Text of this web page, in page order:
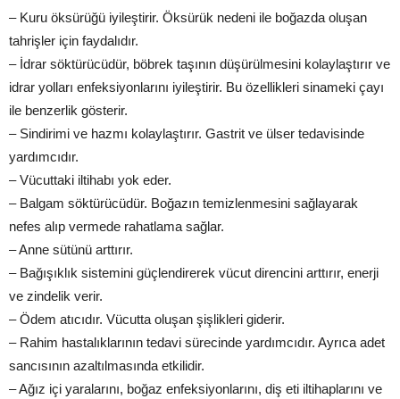
– Kuru öksürüğü iyileştirir. Öksürük nedeni ile boğazda oluşan
tahrişler için faydalıdır.
– İdrar söktürücüdür, böbrek taşının düşürülmesini kolaylaştırır ve
idrar yolları enfeksiyonlarını iyileştirir. Bu özellikleri sinameki çayı
ile benzerlik gösterir.
– Sindirimi ve hazmı kolaylaştırır. Gastrit ve ülser tedavisinde
yardımcıdır.
– Vücuttaki iltihabı yok eder.
– Balgam söktürücüdür. Boğazın temizlenmesini sağlayarak
nefes alıp vermede rahatlama sağlar.
– Anne sütünü arttırır.
– Bağışıklık sistemini güçlendirerek vücut direncini arttırır, enerji
ve zindelik verir.
– Ödem atıcıdır. Vücutta oluşan şişlikleri giderir.
– Rahim hastalıklarının tedavi sürecinde yardımcıdır. Ayrıca adet
sancısının azaltılmasında etkilidir.
– Ağız içi yaralarını, boğaz enfeksiyonlarını, diş eti iltihaplarını ve